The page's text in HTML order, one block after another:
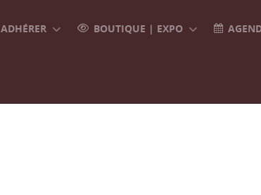
ADHÉRER BOUTIQUE | EXPO